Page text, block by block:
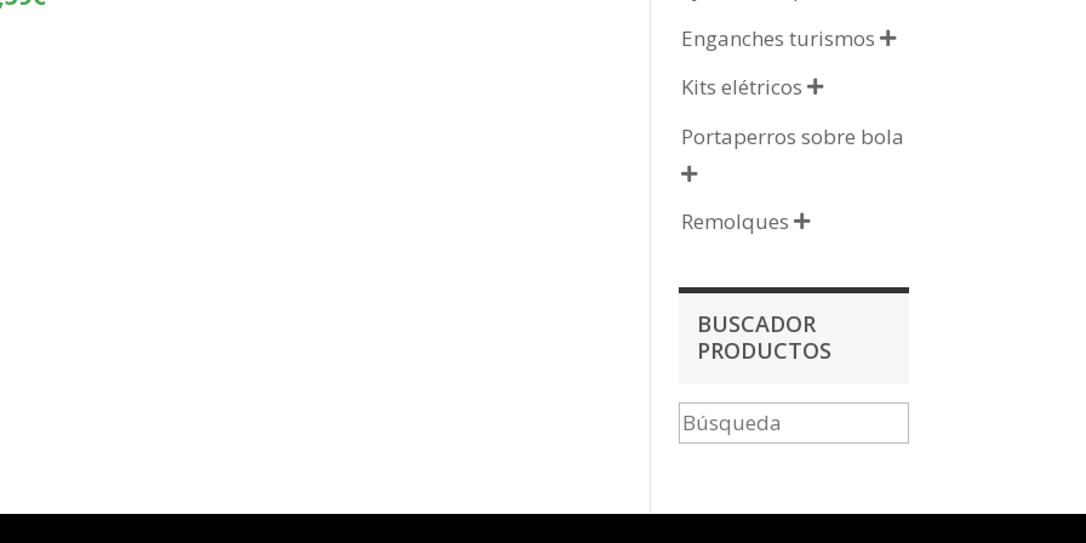
Enganches turismos 
Kits elétricos 
Portaperros sobre bola

Remolques 
BUSCADOR
PRODUCTOS